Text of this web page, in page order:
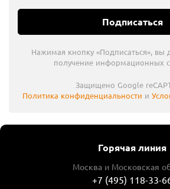
Подписаться
Нажимая кнопку «Подписаться», вы
получение информационных
Защищено Google
Политика конфиденциальности и
Горячая линия
Москва и Московская
+7 (495) 118-33-